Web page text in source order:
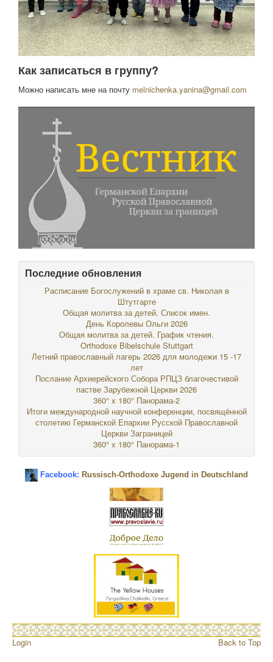
Как записаться в группу?
Можно написать мне на почту melnichenka.yanina@gmail.com
Последние обновления
Расписание Богослужений в храме св. Николая в
Штутгарте
Общая молитва за детей. Список имен.
День Королевы Ольги 2026
Общая молитва за детей. График чтения.
Orthodoxe Bibelschule Stuttgart
Летний православный лагерь 2026 для молодежи 15 -17
лет
Послание Архиерейского Собора РПЦЗ благочестивой
пастве Зарубежной Церкви 2026
360° x 180° Панорама-2
Итоги международной научной конференции, посвящённой
столетию Германской Епархии Русской Православной
Церкви Заграницей
360° x 180° Панорама-1
Facebook: Russisch-Orthodoxe Jugend in Deutschland
Login Back to Top